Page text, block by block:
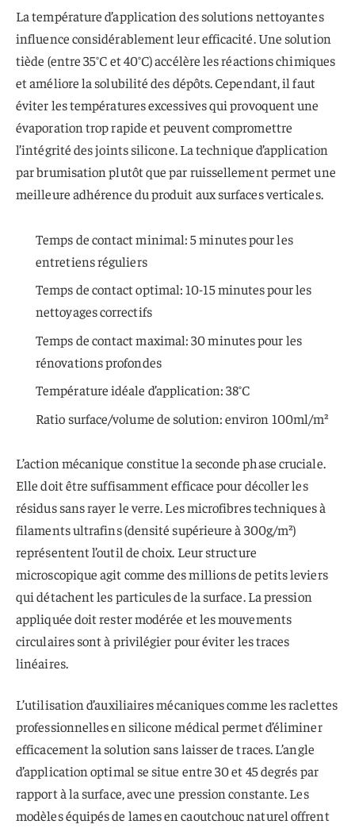
La température d’application des solutions nettoyantes
influence considérablement leur efficacité. Une solution
tiède (entre 35°C et 40°C) accélère les réactions chimiques
et améliore la solubilité des dépôts. Cependant, il faut
éviter les températures excessives qui provoquent une
évaporation trop rapide et peuvent compromettre
l’intégrité des joints silicone. La technique d’application
par brumisation plutôt que par ruissellement permet une
meilleure adhérence du produit aux surfaces verticales.
Temps de contact minimal: 5 minutes pour les
entretiens réguliers
Temps de contact optimal: 10-15 minutes pour les
nettoyages correctifs
Temps de contact maximal: 30 minutes pour les
rénovations profondes
Température idéale d’application: 38°C
Ratio surface/volume de solution: environ 100ml/m²
L’action mécanique constitue la seconde phase cruciale.
Elle doit être suffisamment efficace pour décoller les
résidus sans rayer le verre. Les microfibres techniques à
filaments ultrafins (densité supérieure à 300g/m²)
représentent l’outil de choix. Leur structure
microscopique agit comme des millions de petits leviers
qui détachent les particules de la surface. La pression
appliquée doit rester modérée et les mouvements
circulaires sont à privilégier pour éviter les traces
linéaires.
L’utilisation d’auxiliaires mécaniques comme les raclettes
professionnelles en silicone médical permet d’éliminer
efficacement la solution sans laisser de traces. L’angle
d’application optimal se situe entre 30 et 45 degrés par
rapport à la surface, avec une pression constante. Les
modèles équipés de lames en caoutchouc naturel offrent